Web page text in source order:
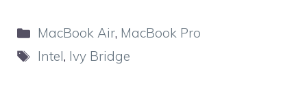
Categorie
MacBook Air, MacBook Pro
Tag
Intel, Ivy Bridge